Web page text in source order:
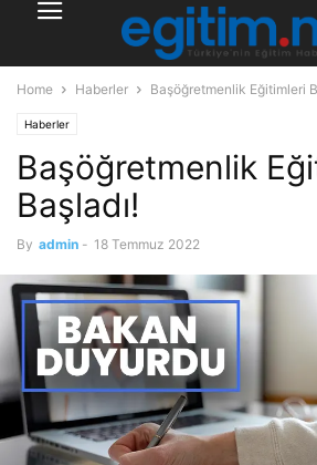
Home Haberler Başöğretmenlik Eğitimleri
Haberler
Başöğretmenlik
Başladı!
By admin - 18 Temmuz 2022